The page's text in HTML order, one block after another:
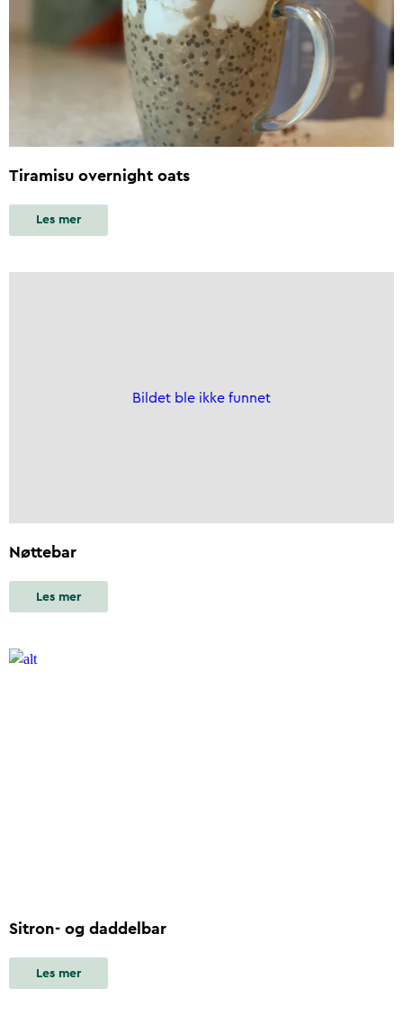
Tiramisu overnight oats
Les mer
Bildet ble ikke funnet
Nøttebar
Les mer
Sitron- og daddelbar
Les mer